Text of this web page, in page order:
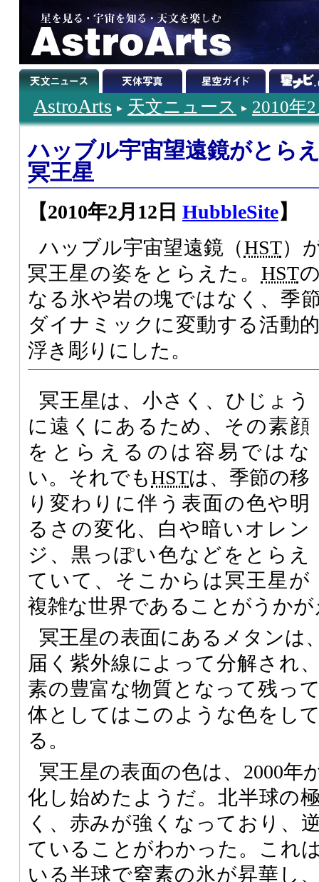
AstroArts 天文ニュース 2010年
ハッブル宇宙望遠鏡がとら
冥王星
【2010年2月12日 HubbleSite】
ハッブル宇宙望遠鏡（HST）
冥王星の姿をとらえた。 HST
なる氷や岩の塊ではなく、季
ダイナミックに変動する活動
浮き彫りにした。
冥王星は、小さく、ひじょう
に遠くにあるため、その素顔
をとらえるのは容易ではな
い。それでもHSTは、季節の移
り変わりに伴う表面の色や明
るさの変化、白や暗いオレン
ジ、黒っぽい色などをとらえ
ていて、そこからは冥王星が
複雑な世界であることがうか
冥王星の表面にあるメタンは
届く紫外線によって分解され
素の豊富な物質となって残っ
体としてはこのような色をし
る。
冥王星の表面の色は、2000年
化し始めたようだ。北半球の
く、赤みが強くなっており、
ていることがわかった。これ
いる半球で窒素の氷が昇華し